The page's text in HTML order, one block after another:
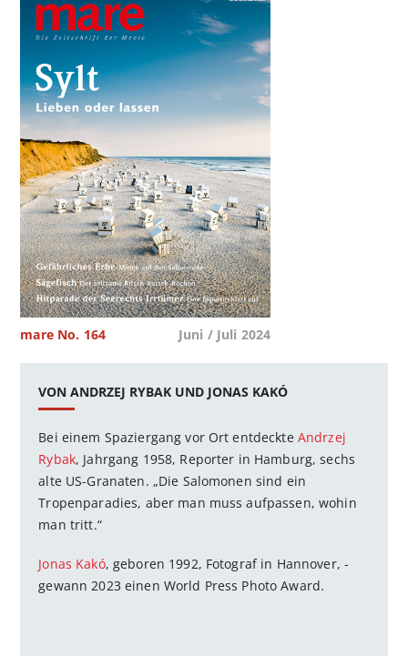
mare No. 164 Juni / Juli 2024
VON ANDRZEJ RYBAK UND JONAS KAKÓ
Bei einem Spaziergang vor Ort entdeckte Andrzej
Rybak, Jahrgang 1958, Reporter in Hamburg, sechs
alte US-Granaten. „Die Salomonen sind ein
Tropenparadies, aber man muss aufpassen, wohin
man tritt.“
Jonas Kakó, geboren 1992, Fotograf in Hannover, ­
gewann 2023 einen World Press Photo Award.